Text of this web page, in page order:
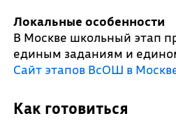
Локальные особенности
В Москве школьный этап
единым заданиям и
Сайт этапов ВсОШ в
Как готовиться